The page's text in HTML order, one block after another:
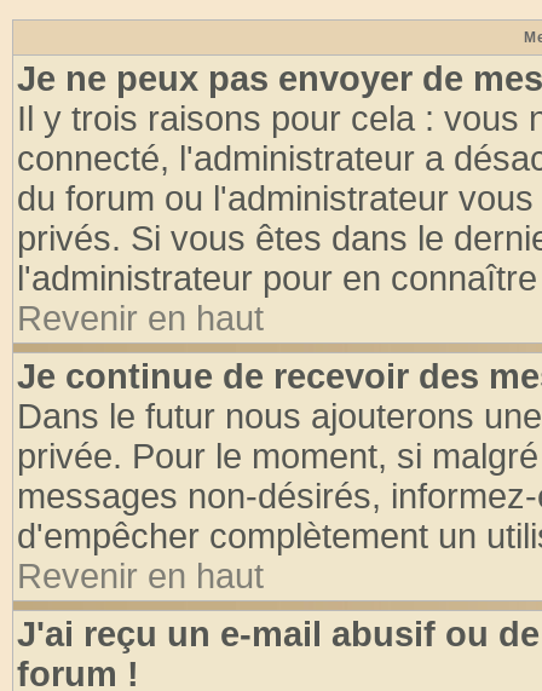
Je ne peux pas envoyer de
Il y trois raisons pour cela : vous
connecté, l'administrateur a
du forum ou l'administrateur
privés. Si vous êtes dans le
l'administrateur pour en
Revenir en haut
Je continue de recevoir des
Dans le futur nous ajouterons
privée. Pour le moment, si
messages non-désirés,
d'empêcher complètement un
Revenir en haut
J'ai reçu un e-mail abusif ou
forum !